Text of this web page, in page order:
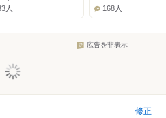
人
168人
広告を非表示
修正